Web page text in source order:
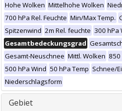
Hohe Wolken Mittelhohe Wolken
700 hPa Rel. Feuchte Min/Max Temp.
Spitzenwind 2m Rel. feuchte 300 hPa
Gesamtbedeckungsgrad
Gesamt-Neuschnee Mittl. Wolken 850
500 hPa Wind 50 hPa Temp Schnee/
Niederschlagsform
Gebiet